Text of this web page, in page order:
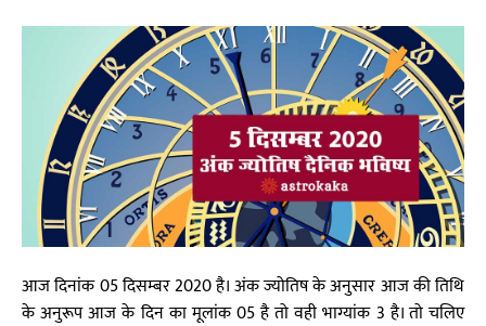
आज दिनांक 05 दिसम्बर 2020 है। अंक ज्योतिष के अनुसार आज की तिथि
के अनुरूप आज के दिन का मूलांक 05 है तो वही भाग्यांक 3 है। तो चलिए